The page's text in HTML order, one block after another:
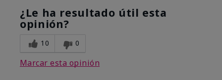
¿Le ha resultado útil esta
opinión?
10 0
Marcar esta opinión